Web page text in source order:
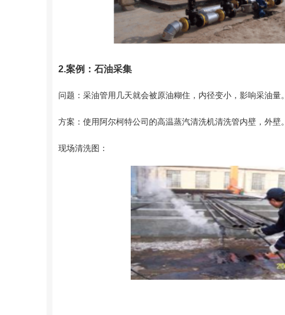
2.案例：石油采集
问题：采油管用几天就会被原油糊住，内径变小，影响采油量。
方案：使用阿尔柯特公司的高温蒸汽清洗机清洗管内壁，外壁。
现场清洗图：